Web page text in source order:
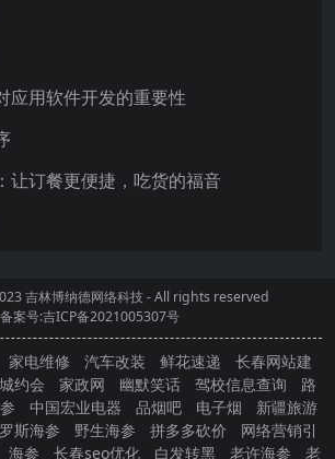
应用软件开发的重要性
让订餐更便捷，吃货的福音
吉林博纳德网络科技- All rights reserved
备案号:吉ICP备2021005307号
家电维修 汽车改装 鲜花速递
长春网站建
约会 家政网 幽默笑话 驾校信息查询
路
中国宏业电器 品烟吧 电子烟
新疆旅游
斯海参 野生海参 拼多多砍价
网络营销引
海参 长春seo优化 白发转黑 老许海参 老